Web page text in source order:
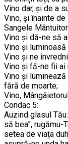
Vino dar, și de a
Vino, și înainte
Sangele
Vino și dă-ne să
Vino și
Vino și ne
Vino și fă-ne fii ai
Vino și
fără de moarte;
Vino,
Condac 5:
Auzind glasul
să bea”, rugămu-
setea de viața